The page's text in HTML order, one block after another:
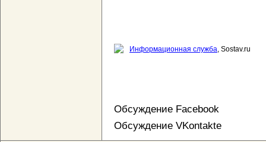
Информационная служба, Sostav.ru
Обсуждение Facebook
Обсуждение VKontakte